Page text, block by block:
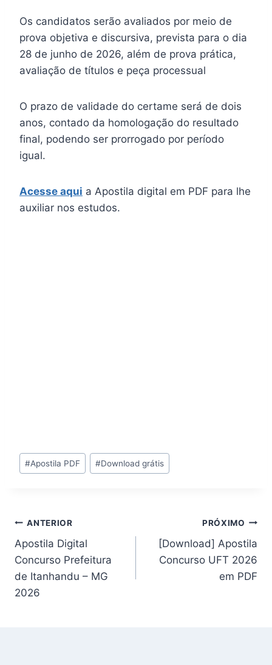
Os candidatos serão avaliados por meio de
prova objetiva e discursiva, prevista para o dia
28 de junho de 2026, além de prova prática,
avaliação de títulos e peça processual
O prazo de validade do certame será de dois
anos, contado da homologação do resultado
final, podendo ser prorrogado por período
igual.
Acesse aqui a Apostila digital em PDF para lhe
auxiliar nos estudos.
Tags
do
#Apostila PDF #Download grátis
Navegação
de
Post
ANTERIOR
Apostila Digital
Concurso Prefeitura
de Itanhandu – MG
2026
PRÓXIMO
[Download] Apostila
Concurso UFT 2026
em PDF